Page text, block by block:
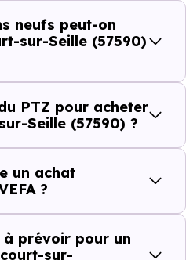
médicales et 0
équipements du quotidien
concrets pour habiter
à Malaucourt-
immobilier à Malaucourt-
neufs peut-on
sur-Seille (57590)
PTZ pour acheter
Seille (57590) ?
un achat
?
prévoir pour un
sur-